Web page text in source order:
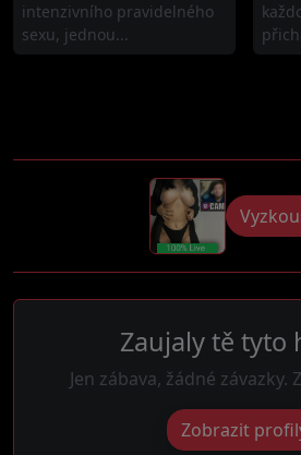
intenzivního pravidelného
sexu, jednou...
Zaujaly tě tyto
Jen zábava, žádné závazky.
Zobrazit